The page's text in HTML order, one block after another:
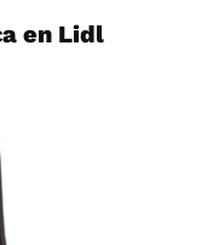
en Lidl